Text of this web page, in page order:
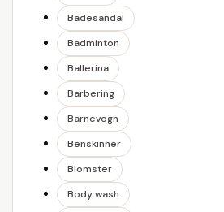
Badesandal
Badminton
Ballerina
Barbering
Barnevogn
Benskinner
Blomster
Body wash